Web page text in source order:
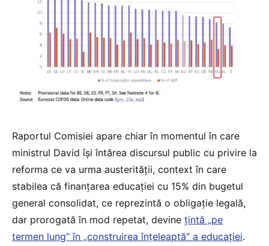
Raportul Comisiei apare chiar în momentul în care
ministrul David își întărea discursul public cu privire la
reforma ce va urma austerității, context în care
stabilea că finanțarea educației cu 15% din bugetul
general consolidat, ce reprezintă o obligație legală,
dar prorogată în mod repetat, devine țintă „pe
termen lung” în „construirea înțeleaptă” a educației.